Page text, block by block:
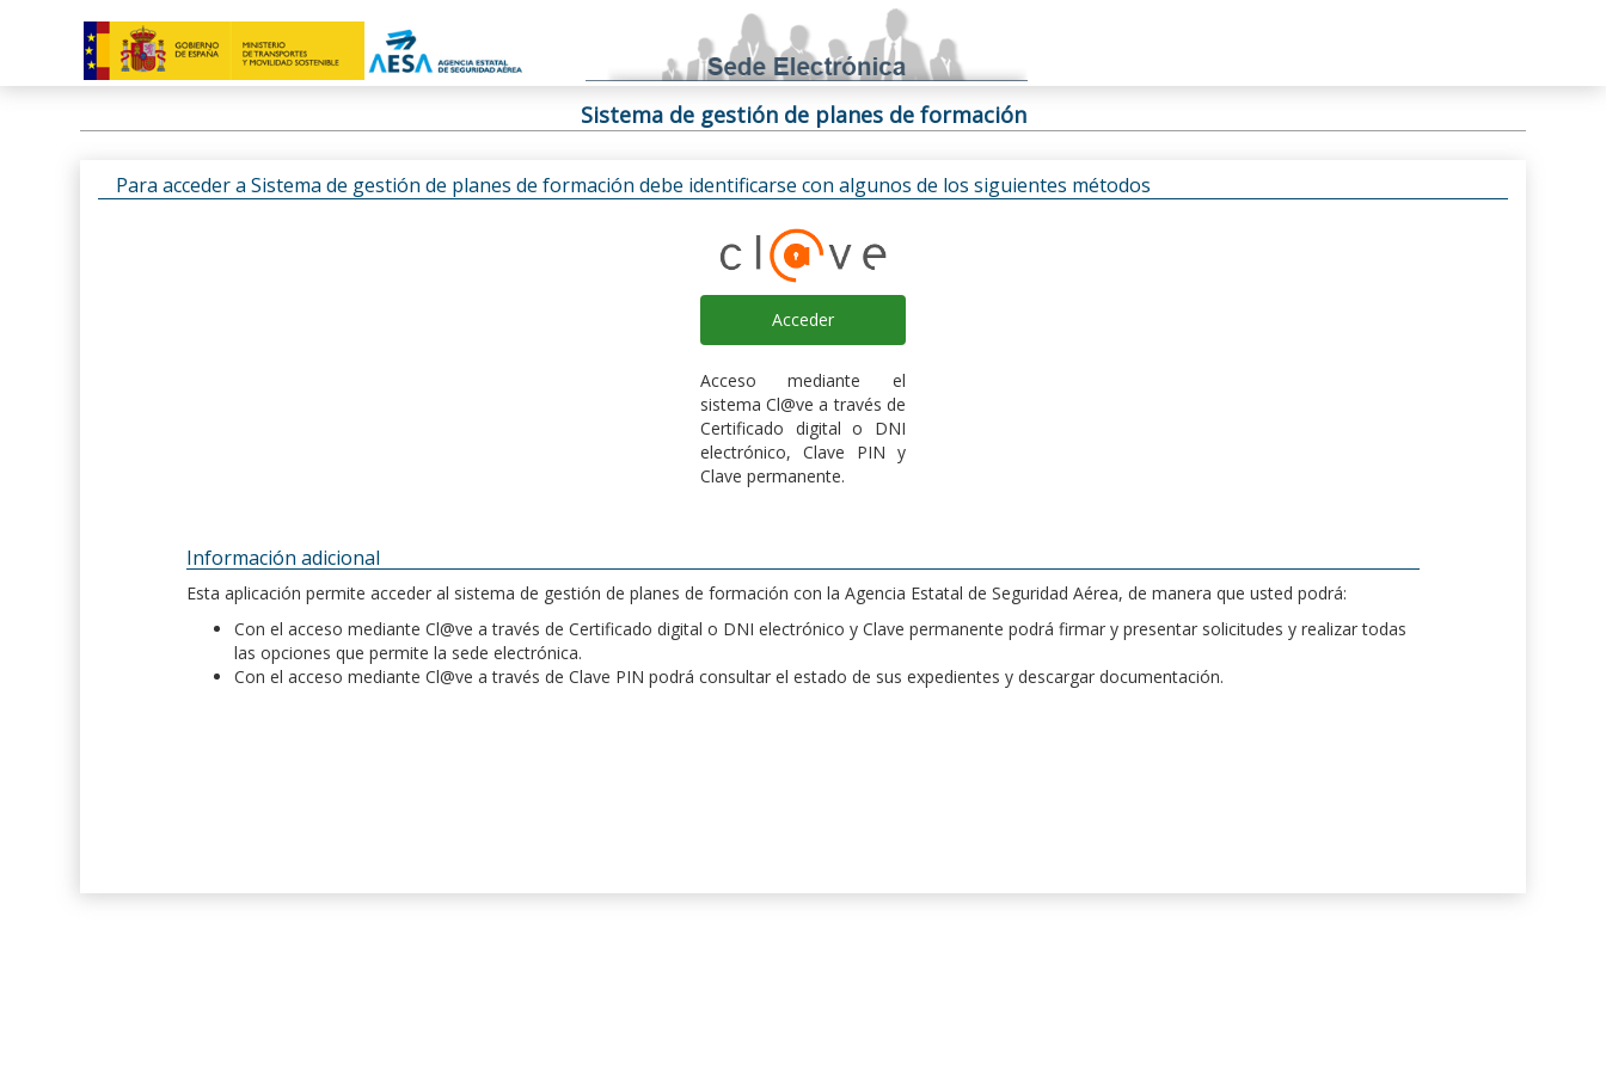
Sistema de gestión de planes de formación
Para acceder a Sistema de gestión de planes de formación debe identificarse con algunos de los siguientes métodos
Acceder
Acceso mediante el
sistema Cl@ve a través de
Certificado digital o DNI
electrónico, Clave PIN y
Clave permanente.
Información adicional
Esta aplicación permite acceder al sistema de gestión de planes de formación con la Agencia Estatal de Seguridad Aérea, de manera que usted podrá:
Con el acceso mediante Cl@ve a través de Certificado digital o DNI electrónico y Clave permanente podrá firmar y presentar solicitudes y realizar todas
las opciones que permite la sede electrónica.
Con el acceso mediante Cl@ve a través de Clave PIN podrá consultar el estado de sus expedientes y descargar documentación.